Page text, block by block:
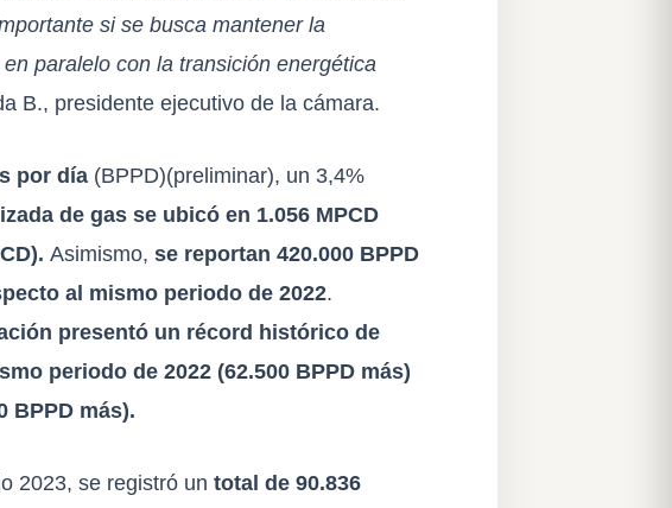
si se busca mantener la
paralelo con la transición energética
B., presidente ejecutivo de la cámara.
por día (BPPD)(preliminar), un 3,4%
de gas se ubicó en 1.056 MPCD
Asimismo, se reportan 420.000 BPPD
al mismo periodo de 2022.
presentó un récord histórico de
periodo de 2022 (62.500 BPPD más)
BPPD más).
2023, se registró un total de 90.836